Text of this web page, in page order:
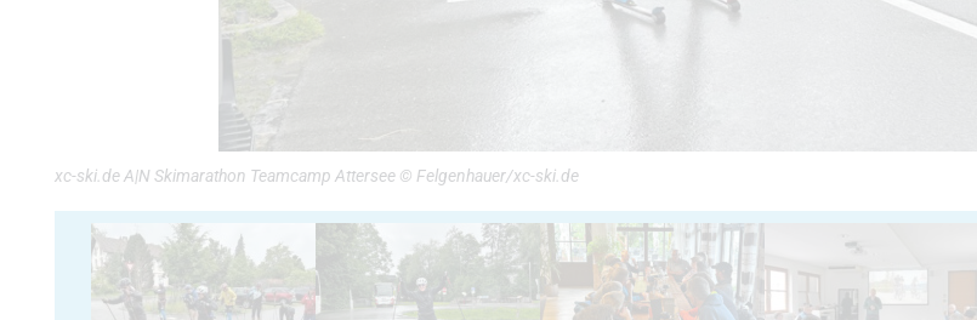
xc-ski.de A|N Skimarathon Teamcamp Attersee © Felgenhauer/xc-ski.de